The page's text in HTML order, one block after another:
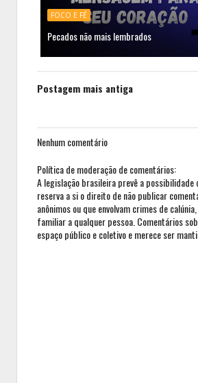
FOCO E FÉ
Pecados não mais lembrados
Postagem mais antiga
Nenhum comentário
Política de moderação de comentários:
A legislação brasileira prevê a
reserva a si o direito de não publicar
anônimos ou que envolvam crimes de
familiar a qualquer pessoa. Comentários
espaço público e coletivo e merece ser